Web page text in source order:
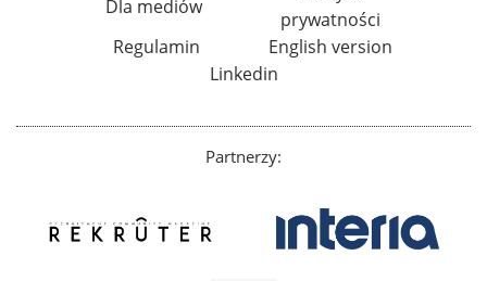
Dla mediów
prywatności
Regulamin
English version
Linkedin
Partnerzy: